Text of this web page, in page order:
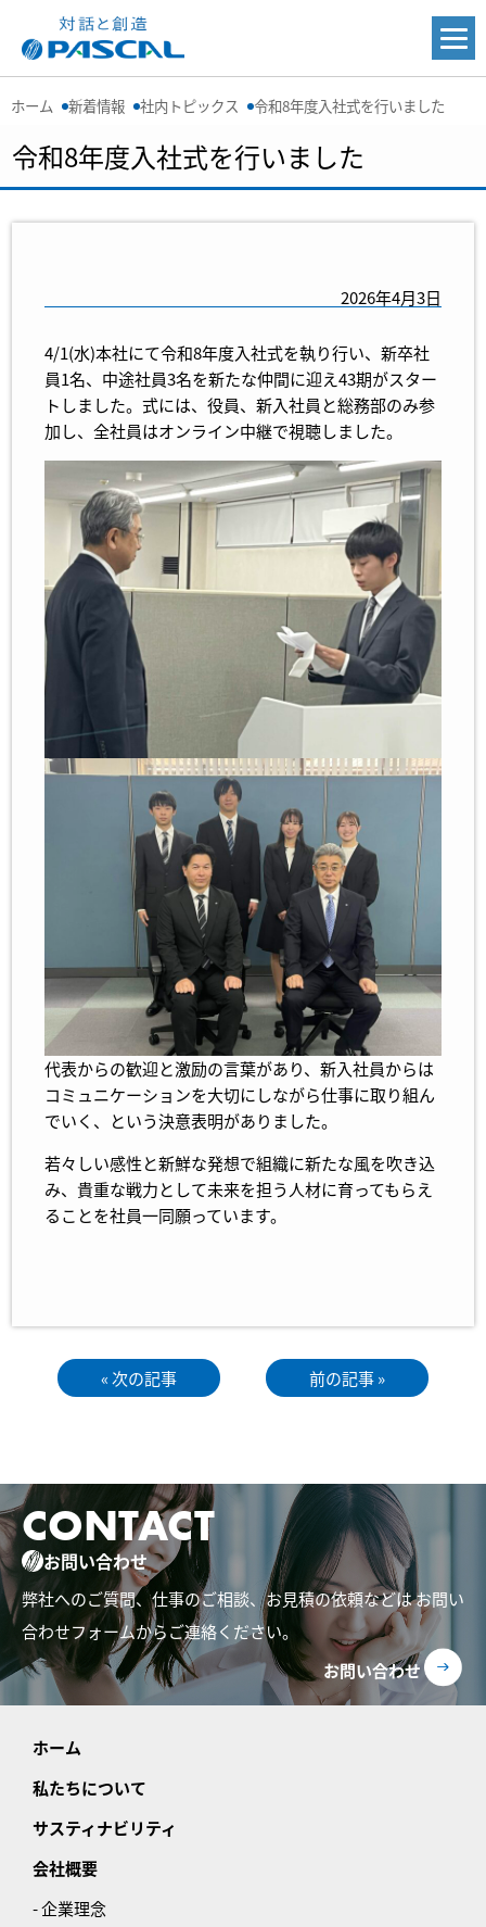
ホーム 新着情報 社内トピックス 令和8年度入社式を行いました
令和8年度入社式を行いました
2026年4月3日
4/1(水)本社にて令和8年度入社式を執り行い、新卒社
員1名、中途社員3名を新たな仲間に迎え43期がスター
トしました。式には、役員、新入社員と総務部のみ参
加し、全社員はオンライン中継で視聴しました。
代表からの歓迎と激励の言葉があり、新入社員からは
コミュニケーションを大切にしながら仕事に取り組ん
でいく、という決意表明がありました。
若々しい感性と新鮮な発想で組織に新たな風を吹き込
み、貴重な戦力として未来を担う人材に育ってもらえ
ることを社員一同願っています。
« 次の記事 前の記事 »
CONTACT
お問い合わせ
弊社へのご質問、仕事のご相談、お見積の依頼などはお問い
合わせフォームからご連絡ください。
お問い合わせ
ホーム
私たちについて
サスティナビリティ
会社概要
- 企業理念